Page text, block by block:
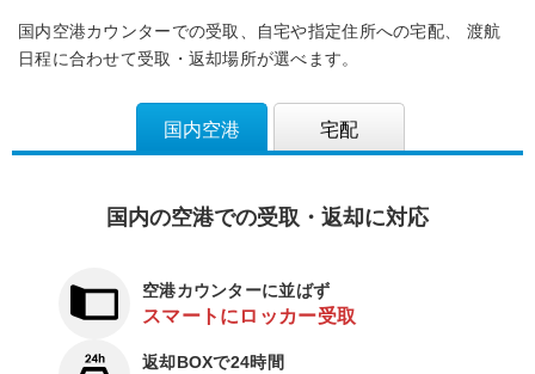
国内空港カウンターでの受取、自宅や指定住所への宅配、
渡航
日程に合わせて受取・返却場所が選べます。
国内空港 宅配
国内の空港での受取・返却に対応
空港カウンターに並ばず
スマートにロッカー受取
返却BOXで24時間